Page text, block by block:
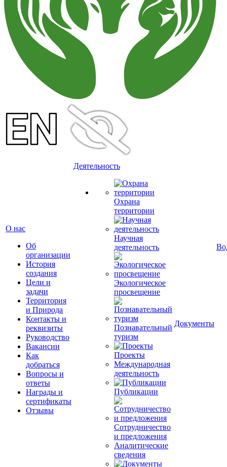
О нас
Об
организации
История
создания
Цели и
задачи
Территория
и Природа
Контакты и
реквизиты
Руководство
Вакансии
Как
добраться
Вопросы и
ответы
Награды и
сертификаты
Отзывы
Деятельность
Охрана
территории
Научная
деятельность
Экологическое
просвещение
Познавательный
туризм
Проекты
Международная
деятельность
Публикации
Сотрудничество
и предложения
Аналитические
сведения
Документы